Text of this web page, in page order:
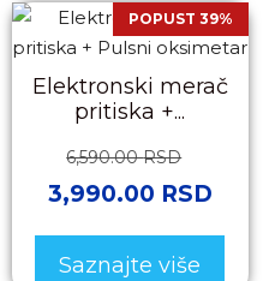
POPUST 39%
Elektronski merač
pritiska +...
6,590.00RSD
3,990.00 RSD
Saznajte više